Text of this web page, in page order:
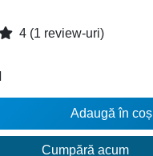
4 (1 review-uri)
Adaugă în coș
Cumpără acum